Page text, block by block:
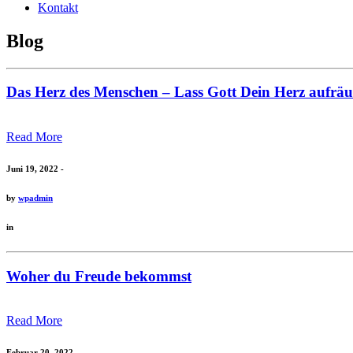
Kontakt
Blog
Das Herz des Menschen – Lass Gott Dein Herz
Read More
Juni 19, 2022 -
by wpadmin
in
Woher du Freude bekommst
Read More